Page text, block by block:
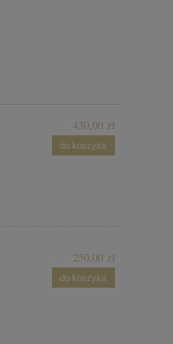
430,00 zł
do koszyka
250,00 zł
do koszyka